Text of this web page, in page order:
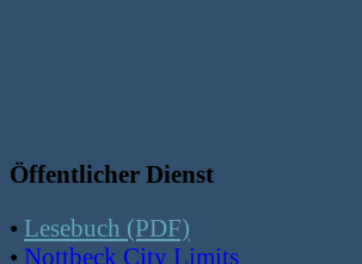
Öffentlicher Dienst
• Lesebuch (PDF)
• Nottbeck City Limits